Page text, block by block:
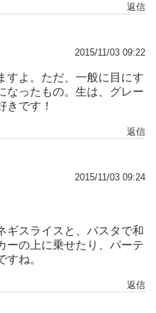
返信
2015/11/03 09:22
すよ。ただ、一般に目にす
なったもの。生は、グレー
きです！
返信
2015/11/03 09:24
ギスライスと、パスタで和
ーの上に乗せたり、パーテ
ね。
返信